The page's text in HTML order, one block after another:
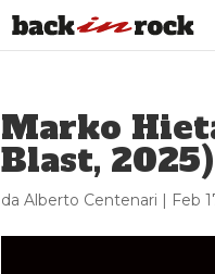
Marko
Blast, 2025)
da Alberto Centenari | Feb